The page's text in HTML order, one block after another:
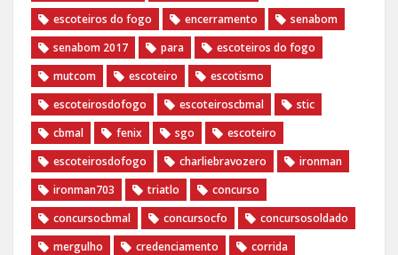
escoteiros do fogo
encerramento
senabom
senabom 2017
para
escoteiros do fogo
mutcom
escoteiro
escotismo
escoteirosdofogo
escoteiroscbmal
stic
cbmal
fenix sgo
escoteiro
escoteirosdofogo
charliebravozero
ironman
ironman703
triatlo
concurso
concursocbmal
concursocfo
concursosoldado
mergulho
credenciamento
corrida